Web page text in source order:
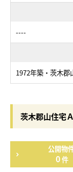
----
1972年築・茨木郡
茨木郡山住宅
公開物
0件